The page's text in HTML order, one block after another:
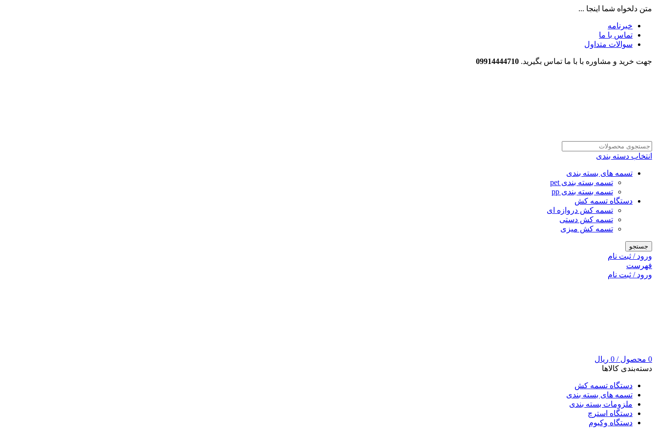
متن دلخواه شما اینجا ...
خبرنامه
تماس با ما
سوالات متداول
جهت خرید و مشاوره با با ما تماس بگیرید. 09914444710
انتخاب دسته بندی
تسمه های بسته بندی
تسمه بسته بندی pet
تسمه بسته بندی pp
دستگاه تسمه کش
تسمه کش دروازه ای
تسمه کش دستی
تسمه کش میزی
جستجو
ورود / ثبت نام
فهرست
ورود / ثبت نام
0 محصول /
0 ریال
دسته‌بندی کالاها
دستگاه تسمه کش
تسمه های بسته بندی
ملزومات بسته بندی
دستگاه استرچ
دستگاه وکیوم